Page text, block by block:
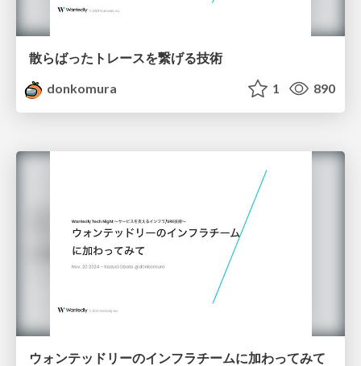
散らばったトレースを繋げる技術
donkomura
1 890
ウォンテッドリーのインフラチームに加わってみて